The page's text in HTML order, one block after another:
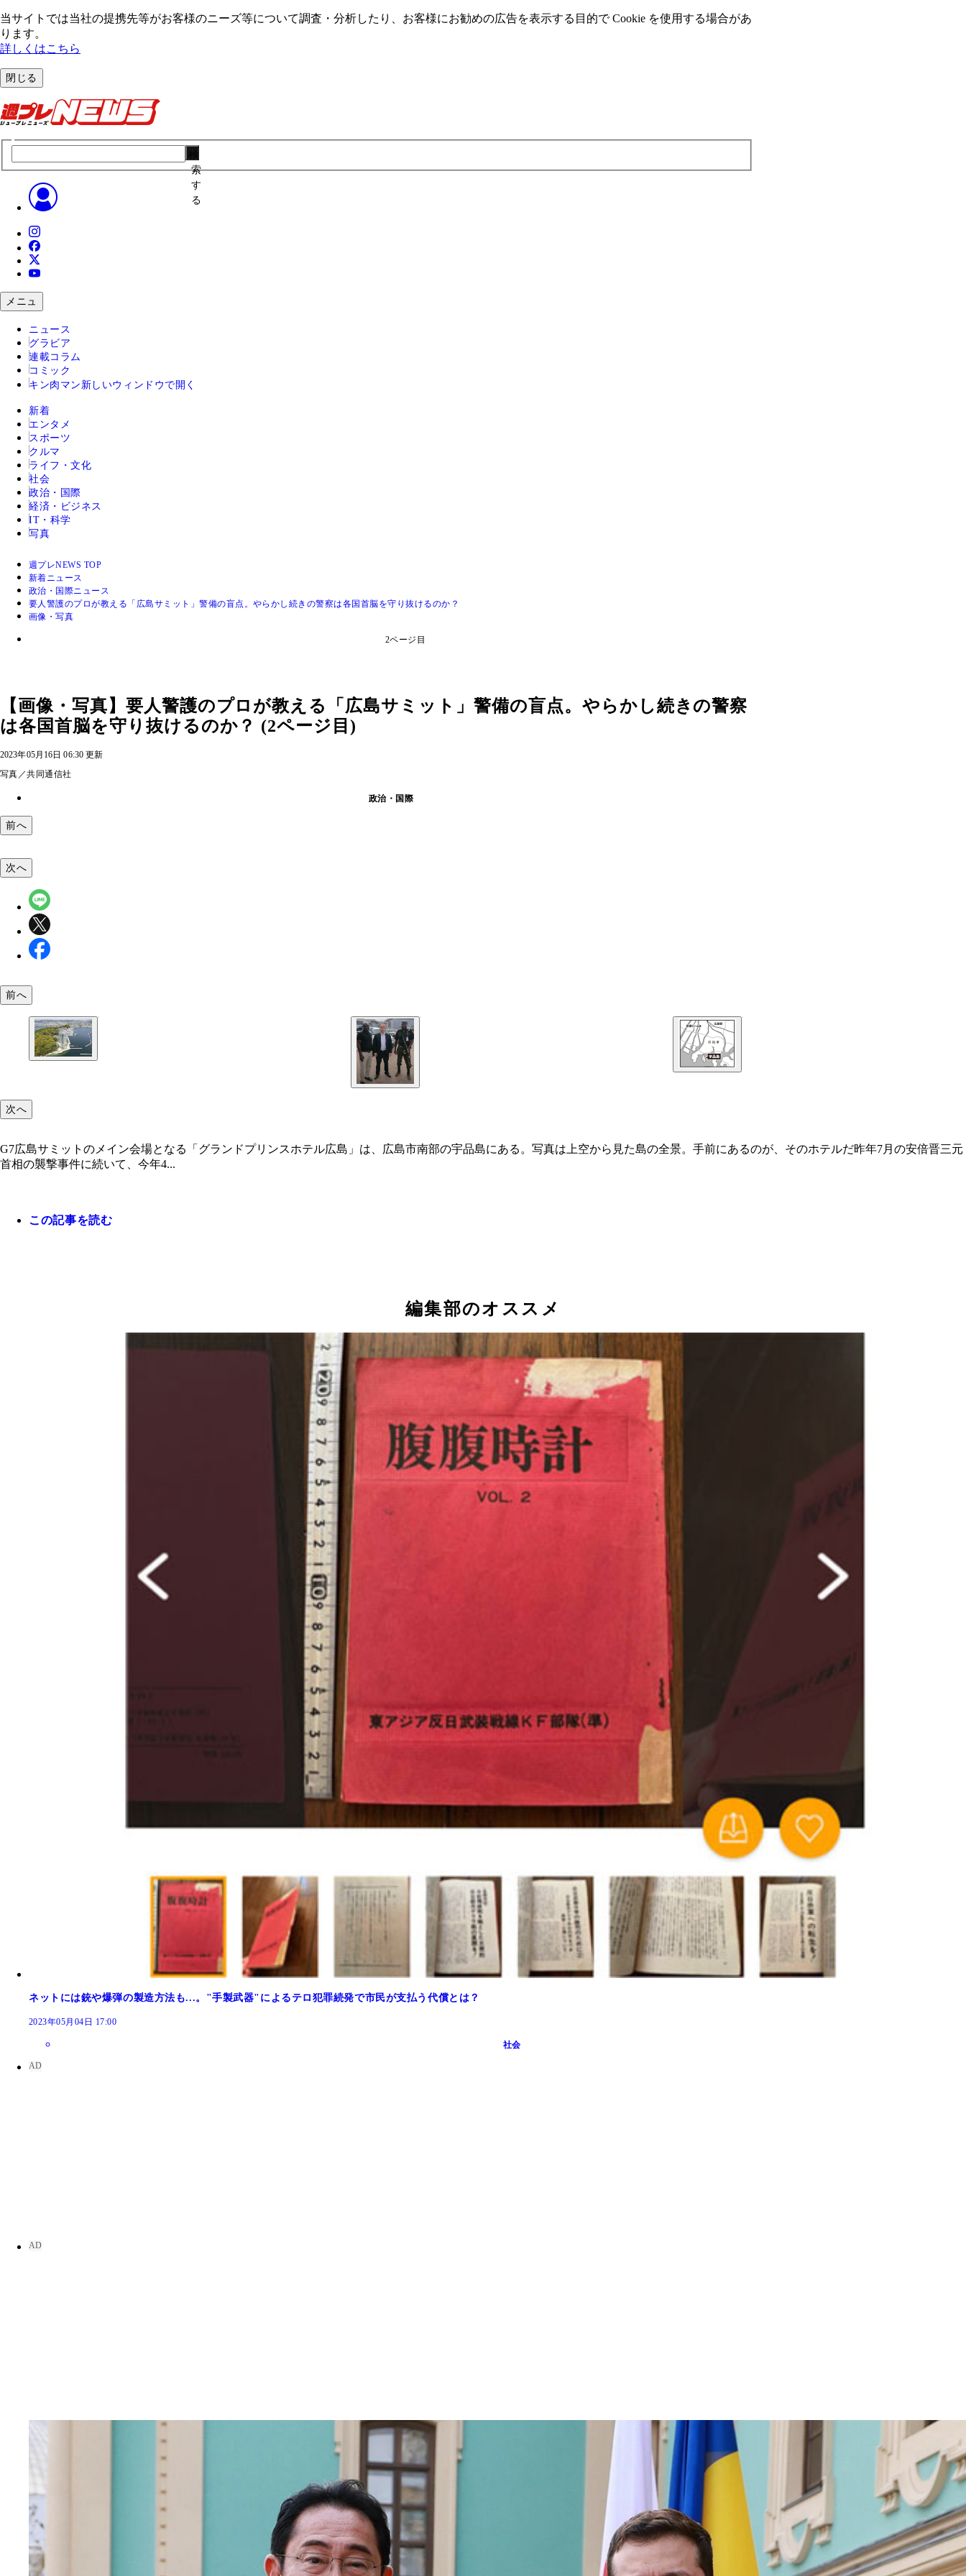
当サイトでは当社の提携先等がお客様のニーズ等について調査・分析したり、お客様にお勧めの広告を表⽰する⽬的で Cookie を使⽤する場合があ
ります。
詳しくはこちら
閉じる
索
す
る
メニュ
ニュース
グラビア
連載コラム
コミック
キン肉マン 新しいウィンドウで開く
新着
エンタメ
スポーツ
クルマ
ライフ・文化
社会
政治・国際
経済・ビジネス
IT・科学
写真
週プレNEWS TOP
新着ニュース
政治・国際ニュース
要人警護のプロが教える「広島サミット」警備の盲点。やらかし続きの警察は各国首脳を守り抜けるのか？
画像・写真
2ページ目
【画像・写真】要人警護のプロが教える「広島サミット」警備の盲点。やらかし続きの警察
は各国首脳を守り抜けるのか？ (2ページ目)
2023年05月16日 06:30 更新
写真／共同通信社
政治・国際
前へ
G7広島サミットのメイン会場となる「グランドプリンスホテル広島」は、広島市南部の宇品島にある。写真は上空から見た島の全景。手前にあるのが、そのホテルだ
セキュリティコンサルタントの松丸俊彦氏（写真中央）
次へ
前へ
次へ
G7広島サミットのメイン会場となる「グランドプリンスホテル広島」は、広島市南部の宇品島にある。写真は上空から見た島の全景。手前にあるのが、そのホテルだ昨年7月の安倍晋三元
首相の襲撃事件に続いて、今年4...
この記事を読む
編集部のオススメ
ネットには銃や爆弾の製造方法も...。"手製武器"によるテロ犯罪続発で市民が支払う代償とは？
2023年05月04日 17:00
社会